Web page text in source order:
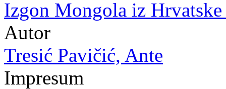
Izgon Mongola iz
Autor
Tresić Pavičić, Ante
Impresum